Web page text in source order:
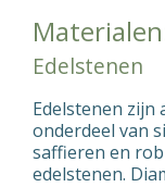
Edelstenen
Edelstenen zijn
onderdeel van
saffieren en
edelstenen.